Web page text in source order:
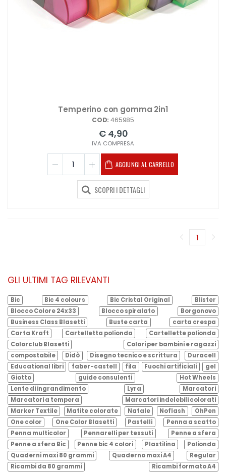
Temperino con gomma 2in1
COD: 465985
€ 4,90
IVA COMPRESA
AGGIUNGI AL CARRELLO
SCOPRI I DETTAGLI
1
GLI ULTIMI TAG RILEVANTI
Bic Bic 4 colours Bic Cristal Original
Blister
Blocco Colore 24x33
Blocco spiralato
Borgonovo
Business Class Blasetti
Buste carta
carta crespa
Carta Kraft
Cartelletta polionda
Cartellette polionda
Colorclub Blasetti
Colori per bambini e ragazzi
compostabile
Didò Disegno tecnico e scrittura
Duracell
Educational libri
faber-castell fila Fuochi artificiali
gel
Giotto
guide consulenti
Hot Wheels
Lente di ingrandimento
Lyra
Marcatori
Marcatori a tempera
Marcatori indelebili colorati
Marker Textile
Matite colorate Natale Noflash
OhPen
One color
One Color Blasetti Pastelli
Penna a scatto
Penna multicolor
Pennarelli per tessuti
Penne a sfera
Penne a sfera Bic
Penne bic 4 colori Plastilina
Polionda
Quaderni maxi 80 grammi
Quaderno maxi A4
Regular
Ricambi da 80 grammi
Ricambi formato A4